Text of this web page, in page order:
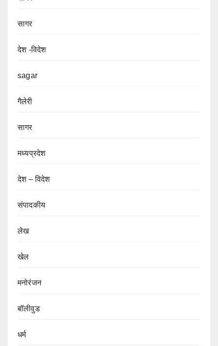
सागर
देश -विदेश
sagar
गैलेरी
सागर
मध्यप्रदेश
देश – विदेश
संपादकीय
लेख
खेल
मनोरंजन
बॉलीवुड
धर्म